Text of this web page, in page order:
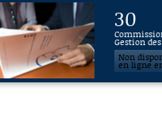
30
Gestion
Non
en ligne